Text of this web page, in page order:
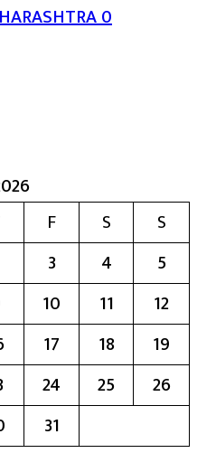
0
F S
S
3 4
5
10 11
12
17 18
19
24 25
26
31